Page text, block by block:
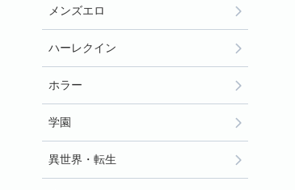
メンズエロ
ハーレクイン
ホラー
学園
異世界・転生